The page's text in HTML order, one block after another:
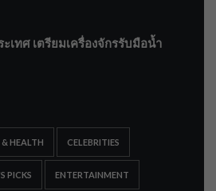
เทศ เตรียมเครื่องจักรรับมือน้ำ
HEALTH CELEBRITIES
PICKS ENTERTAINMENT